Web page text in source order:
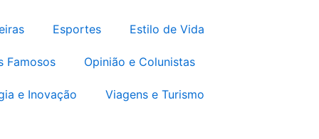
Esportes Estilo de Vida
Famosos Opinião e Colunistas
e Inovação Viagens e Turismo